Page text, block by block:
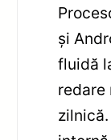
și
fluidă
redare